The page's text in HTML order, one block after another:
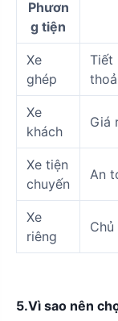
Phươn
g tiện
Xe
ghép
Tiết
Xe
khách
Giá
Xe tiện
chuyến
An
Xe
riêng
5.Vì sao nên